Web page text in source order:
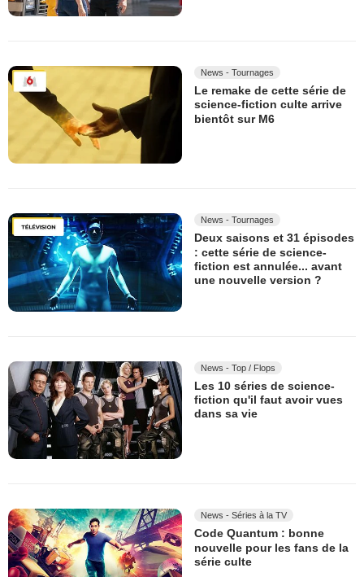
News - Tournages
Le remake de cette série de
science-fiction culte arrive
bientôt sur M6
News - Tournages
Deux saisons et 31 épisodes
: cette série de science-
fiction est annulée... avant
une nouvelle version ?
News - Top / Flops
Les 10 séries de science-
fiction qu'il faut avoir vues
dans sa vie
News - Séries à la TV
Code Quantum : bonne
nouvelle pour les fans de la
série culte